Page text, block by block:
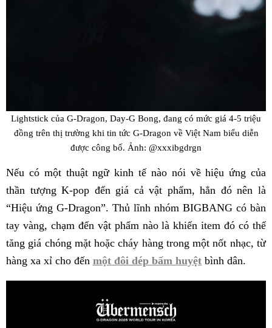
Lightstick của G-Dragon, Day-G Bong, đang có mức giá 4-5 triệu
đồng trên thị trường khi tin tức G-Dragon về Việt Nam biểu diễn
được công bố. Ảnh: @xxxibgdrgn
Nếu có một thuật ngữ kinh tế nào nói về hiệu ứng của
thần tượng K-pop đến giá cả vật phẩm, hẳn đó nên là
“Hiệu ứng G-Dragon”. Thủ lĩnh nhóm BIGBANG có bàn
tay vàng, chạm đến vật phẩm nào là khiến item đó có thể
tăng giá chóng mặt hoặc cháy hàng trong một nốt nhạc, từ
hàng xa xỉ cho đến một đôi dép bấm huyệt bình dân.